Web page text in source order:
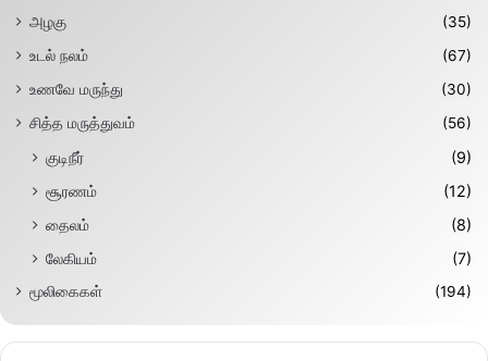
அழகு
(35)
உடல் நலம்
(67)
உணவே மருந்து
(30)
சித்த மருத்துவம்
(56)
குடிநீர்
(9)
சூரணம்
(12)
தைலம்
(8)
லேகியம்
(7)
மூலிகைகள் (194)